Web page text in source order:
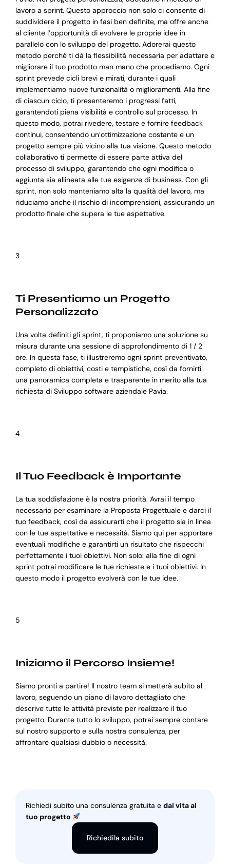
lavoro a sprint. Questo approccio non solo ci consente di
suddividere il progetto in fasi ben definite, ma offre anche
al cliente l’opportunità di evolvere le proprie idee in
parallelo con lo sviluppo del progetto. Adorerai questo
metodo perché ti dà la flessibilità necessaria per adattare e
migliorare il tuo prodotto man mano che procediamo. Ogni
sprint prevede cicli brevi e mirati, durante i quali
implementiamo nuove funzionalità o miglioramenti. Alla fine
di ciascun ciclo, ti presenteremo i progressi fatti,
garantendoti piena visibilità e controllo sul processo. In
questo modo, potrai rivedere, testare e fornire feedback
continui, consentendo un’ottimizzazione costante e un
progetto sempre più vicino alla tua visione. Questo metodo
collaborativo ti permette di essere parte attiva del
processo di sviluppo, garantendo che ogni modifica o
aggiunta sia allineata alle tue esigenze di business. Con gli
sprint, non solo manteniamo alta la qualità del lavoro, ma
riduciamo anche il rischio di incomprensioni, assicurando un
prodotto finale che supera le tue aspettative.
3
Ti Presentiamo un Progetto
Personalizzato
Una volta definiti gli sprint, ti proponiamo una soluzione su
misura durante una sessione di approfondimento di 1 / 2
ore. In questa fase, ti illustreremo ogni sprint preventivato,
completo di obiettivi, costi e tempistiche, così da fornirti
una panoramica completa e trasparente in merito alla tua
richiesta di Sviluppo software aziendale Pavia.
4
Il Tuo Feedback è Importante
La tua soddisfazione è la nostra priorità. Avrai il tempo
necessario per esaminare la Proposta Progettuale e darci il
tuo feedback, così da assicurarti che il progetto sia in linea
con le tue aspettative e necessità. Siamo qui per apportare
eventuali modifiche e garantirti un risultato che rispecchi
perfettamente i tuoi obiettivi. Non solo: alla fine di ogni
sprint potrai modificare le tue richieste e i tuoi obiettivi. In
questo modo il progetto evolverà con le tue idee.
5
Iniziamo il Percorso Insieme!
Siamo pronti a partire! Il nostro team si metterà subito al
lavoro, seguendo un piano di lavoro dettagliato che
descrive tutte le attività previste per realizzare il tuo
progetto. Durante tutto lo sviluppo, potrai sempre contare
sul nostro supporto e sulla nostra consulenza, per
affrontare qualsiasi dubbio o necessità.
Richiedi subito una consulenza gratuita e dai vita al
tuo progetto
Richiedila subito